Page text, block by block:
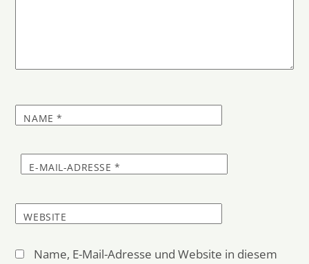
NAME*
E-MAIL-ADRESSE *
WEBSITE
Name, E-Mail-Adresse und Website in diesem